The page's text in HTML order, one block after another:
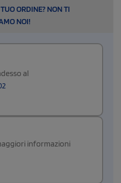
ORDINE? NON TI
NOI!
al
informazioni